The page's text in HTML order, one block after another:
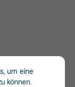
um eine
können.